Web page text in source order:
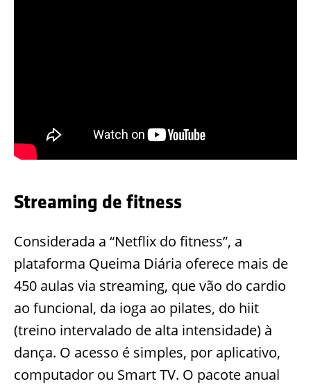
Streaming de fitness
Considerada a “Netflix do fitness”, a
plataforma Queima Diária oferece mais de
450 aulas via streaming, que vão do cardio
ao funcional, da ioga ao pilates, do hiit
(treino intervalado de alta intensidade) à
dança. O acesso é simples, por aplicativo,
computador ou Smart TV. O pacote anual